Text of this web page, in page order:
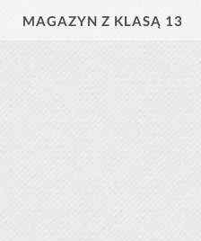
MAGAZYN Z KLASĄ 13